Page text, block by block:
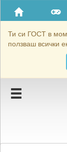
Ти си ГОСТ в
ползваш всички
Приятели
Хронология
Подаръците
Картичките
Блокирай